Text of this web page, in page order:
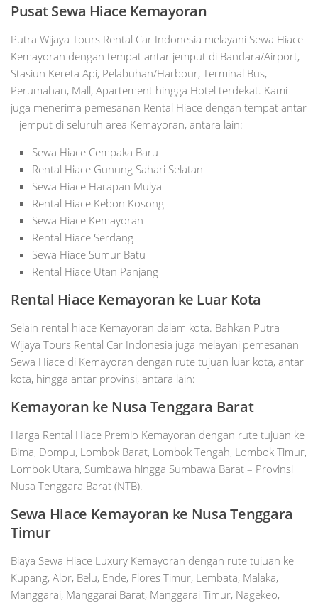
Pusat Sewa Hiace Kemayoran
Putra Wijaya Tours Rental Car Indonesia melayani Sewa Hiace
Kemayoran dengan tempat antar jemput di Bandara/Airport,
Stasiun Kereta Api, Pelabuhan/Harbour, Terminal Bus,
Perumahan, Mall, Apartement hingga Hotel terdekat. Kami
juga menerima pemesanan Rental Hiace dengan tempat antar
– jemput di seluruh area Kemayoran, antara lain:
Sewa Hiace Cempaka Baru
Rental Hiace Gunung Sahari Selatan
Sewa Hiace Harapan Mulya
Rental Hiace Kebon Kosong
Sewa Hiace Kemayoran
Rental Hiace Serdang
Sewa Hiace Sumur Batu
Rental Hiace Utan Panjang
Rental Hiace Kemayoran ke Luar Kota
Selain rental hiace Kemayoran dalam kota. Bahkan Putra
Wijaya Tours Rental Car Indonesia juga melayani pemesanan
Sewa Hiace di Kemayoran dengan rute tujuan luar kota, antar
kota, hingga antar provinsi, antara lain:
Kemayoran ke Nusa Tenggara Barat
Harga Rental Hiace Premio Kemayoran dengan rute tujuan ke
Bima, Dompu, Lombok Barat, Lombok Tengah, Lombok Timur,
Lombok Utara, Sumbawa hingga Sumbawa Barat – Provinsi
Nusa Tenggara Barat (NTB).
Sewa Hiace Kemayoran ke Nusa Tenggara
Timur
Biaya Sewa Hiace Luxury Kemayoran dengan rute tujuan ke
Kupang, Alor, Belu, Ende, Flores Timur, Lembata, Malaka,
Manggarai, Manggarai Barat, Manggarai Timur, Nagekeo,